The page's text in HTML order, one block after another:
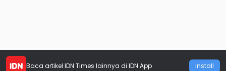
Baca artikel IDN Times lainnya di IDN App Install